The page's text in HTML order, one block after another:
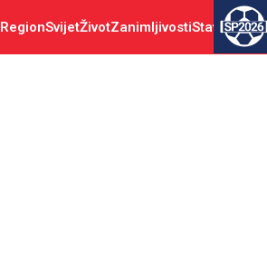
RegionSvijetŽivotZanimljivostiStav SP2026